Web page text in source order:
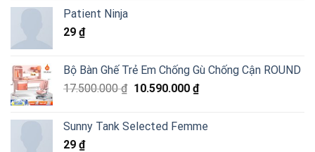
Patient Ninja
29 ₫
Bộ Bàn Ghế Trẻ Em Chống Gù Chống Cận ROUND
17.500.000₫ Giá
17.500.000 ₫.
10.590.000 ₫Giá
là:
Sunny Tank Selected Femme
29 ₫